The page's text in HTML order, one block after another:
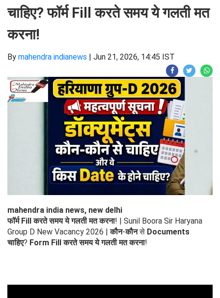
चाहिए? फॉर्म Fill करते समय ये गलती मत
करना!
By mahendra indianews | Jun 21, 2026, 14:45 IST
mahendra india news, new delhi
फॉर्म Fill करते समय ये गलती मत करना! | Sunil Boora Sir Haryana
Group D New Vacancy 2026 |कौन-कौनसे Documents
चाहिए? Form Fill करते समय ये गलती मत करना!